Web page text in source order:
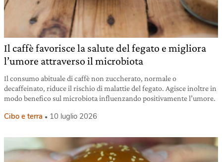
Il caffè favorisce la salute del fegato e migliora
l’umore attraverso il microbiota
Il consumo abituale di caffè non zuccherato, normale o
decaffeinato, riduce il rischio di malattie del fegato. Agisce inoltre in
modo benefico sul microbiota influenzando positivamente l’umore.
Cibo e terra 10 luglio 2026